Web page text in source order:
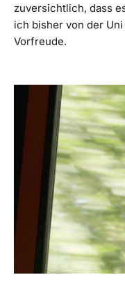
zuversichtlich, dass
ich bisher von der
Vorfreude.